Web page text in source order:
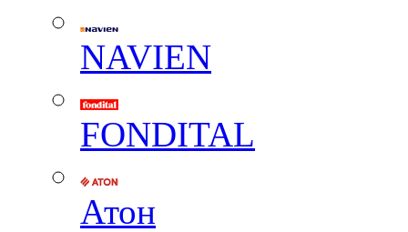
NAVIEN
FONDITAL
Атон